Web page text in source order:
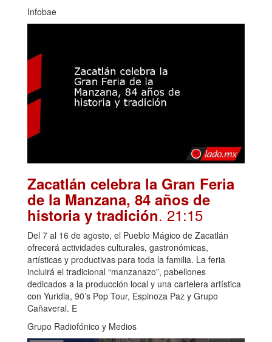
Infobae
Zacatlán celebra la Gran Feria
de la Manzana, 84 años de
historia y tradición. 21:15
Del 7 al 16 de agosto, el Pueblo Mágico de Zacatlán
ofrecerá actividades culturales, gastronómicas,
artísticas y productivas para toda la familia. La feria
incluirá el tradicional “manzanazo”, pabellones
dedicados a la producción local y una cartelera artística
con Yuridia, 90’s Pop Tour, Espinoza Paz y Grupo
Cañaveral. E
Grupo Radiofónico y Medios